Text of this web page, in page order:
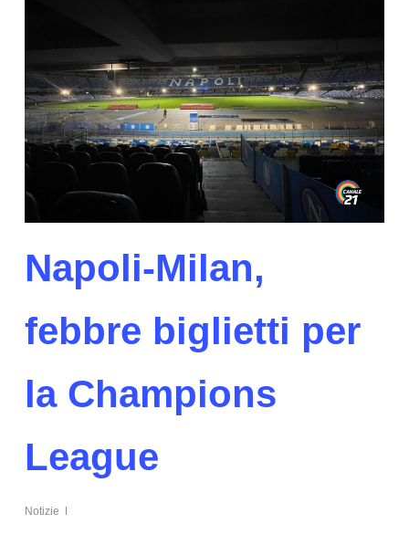
Napoli-Milan,
febbre biglietti per
la Champions
League
Notizie